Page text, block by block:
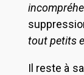
tout petits
Il reste à